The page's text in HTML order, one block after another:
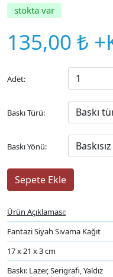
stokta var
135,00 ₺
Adet:
Baskı Türü:
Baskı Yönü:
Ürün Açıklaması:
Fantazi Siyah Sıvama Kağıt
17 x 21 x 3 cm
Baskı: Lazer, Serigrafi, Yaldız